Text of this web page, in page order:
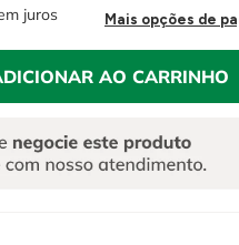
juros Mais opções de
AO CARRINHO